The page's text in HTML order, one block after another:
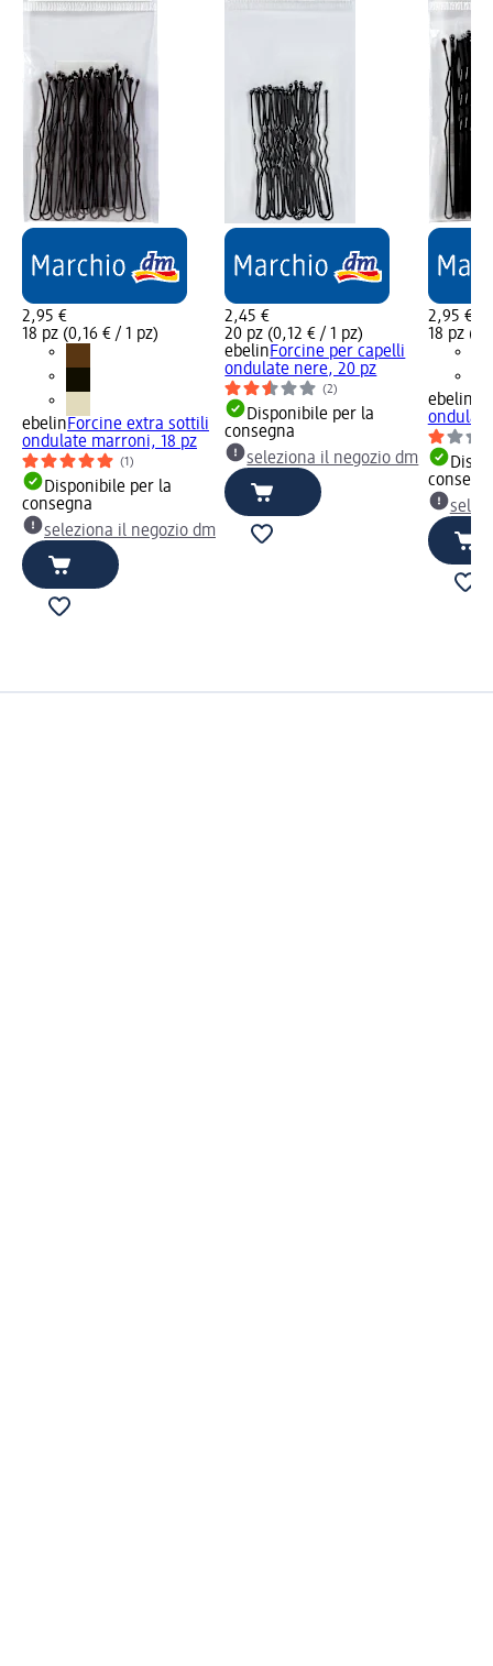
2,95 €
18 pz (0,16 € / 1 pz)
ebelinForcine extra sottili
ondulate marroni, 18 pz
(1)
Disponibile per la
consegna
seleziona il negozio dm
2,45 €
20 pz (0,12 € / 1 pz)
ebelinForcine per capelli
ondulate nere, 20 pz
(2)
Disponibile per la
consegna
seleziona il negozio dm
2,95 €
18 pz
ebelin